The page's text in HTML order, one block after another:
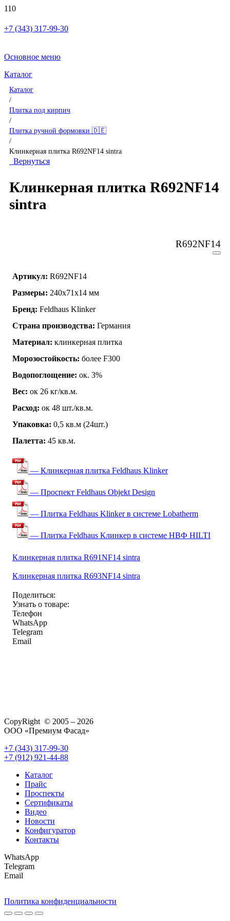
+7 (343) 317-99-30
Основное меню
Каталог
Каталог
/
Плитка под кирпич
/
Плитка ручной формовки 🇩🇪
/
Клинкерная плитка R692NF14 sintra
Вернуться
Клинкерная плитка R692NF14
sintra
R692NF14
Артикул: R692NF14
Размеры: 240x71x14 мм
Бренд: Feldhaus Klinker
Страна производства: Германия
Материал: клинкерная плитка
Морозостойкость: более F300
Водопоглощение: ок. 3%
Вес: ок 26 кг/кв.м.
Расход: ок 48 шт./кв.м.
Упаковка: 0,5 кв.м (24шт.)
Палетта: 45 кв.м.
— Клинкерная плитка Feldhaus Klinker
— Проспект Feldhaus Objekt Design
— Плитка Feldhaus Klinker в системе Lobatherm
— Плитка Feldhaus Клинкер в системе НВФ HILTI
Клинкерная плитка R691NF14 sintra
Клинкерная плитка R693NF14 sintra
Поделиться:
Узнать о товаре:
Телефон
WhatsApp
Telegram
Email
CopyRight © 2005 – 2026
ООО «Премиум Фасад»
+7 (343) 317-99-30
+7 (912) 921-44-88
Каталог
Прайс
Проспекты
Сертификаты
Видео
Новости
Конфигуратор
Контакты
WhatsApp
Telegram
Email
Политика конфиденциальности